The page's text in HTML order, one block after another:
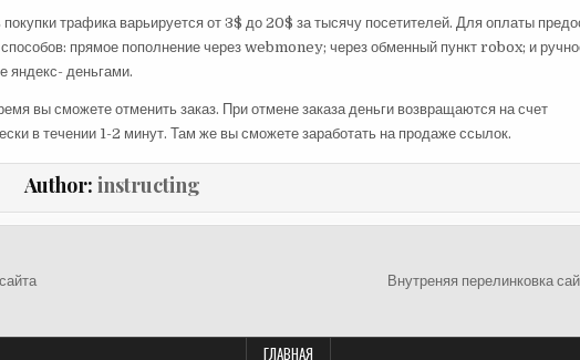
трафика варьируется от 3$ до 20$ за тысячу посетителей. Для оплаты
способов: прямое пополнение через webmoney; через обменный пункт robox; и
яндекс- деньгами.
вы сможете отменить заказ. При отмене заказа деньги возвращаются на счет
в течении 1-2 минут. Там же вы сможете заработать на продаже ссылок.
Author:instructing
Внутреняя перелинковка
ГЛАВНАЯ